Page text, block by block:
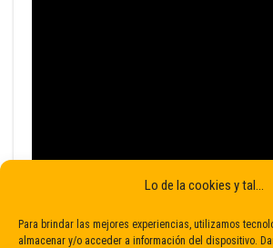
Lo de la cookies y tal...
Para brindar las mejores experiencias, utilizamos
almacenar y/o acceder a información del dispositivo.